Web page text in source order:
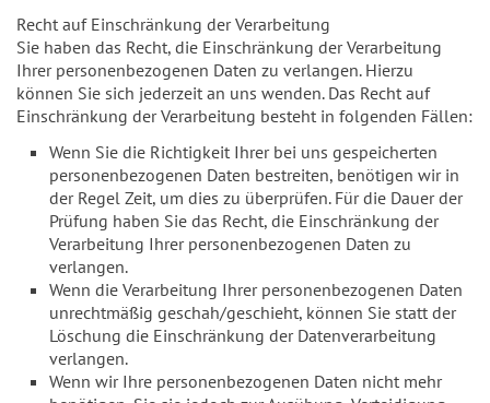
Recht auf Einschränkung der Verarbeitung
Sie haben das Recht, die Einschränkung der Verarbeitung
Ihrer personenbezogenen Daten zu verlangen. Hierzu
können Sie sich jederzeit an uns wenden. Das Recht auf
Einschränkung der Verarbeitung besteht in folgenden Fällen:
Wenn Sie die Richtigkeit Ihrer bei uns gespeicherten
personenbezogenen Daten bestreiten, benötigen wir in
der Regel Zeit, um dies zu überprüfen. Für die Dauer der
Prüfung haben Sie das Recht, die Einschränkung der
Verarbeitung Ihrer personenbezogenen Daten zu
verlangen.
Wenn die Verarbeitung Ihrer personenbezogenen Daten
unrechtmäßig geschah/geschieht, können Sie statt der
Löschung die Einschränkung der Datenverarbeitung
verlangen.
Wenn wir Ihre personenbezogenen Daten nicht mehr